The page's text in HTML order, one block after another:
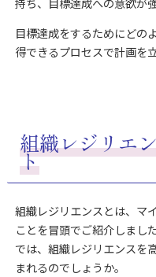
持ち、目標達成への意欲が
目標達成をするためにどの
得できるプロセスで計画を
組織レジリエ
ト
組織レジリエンスとは、マ
ことを冒頭でご紹介しました
では、組織レジリエンスを
まれるのでしょうか。